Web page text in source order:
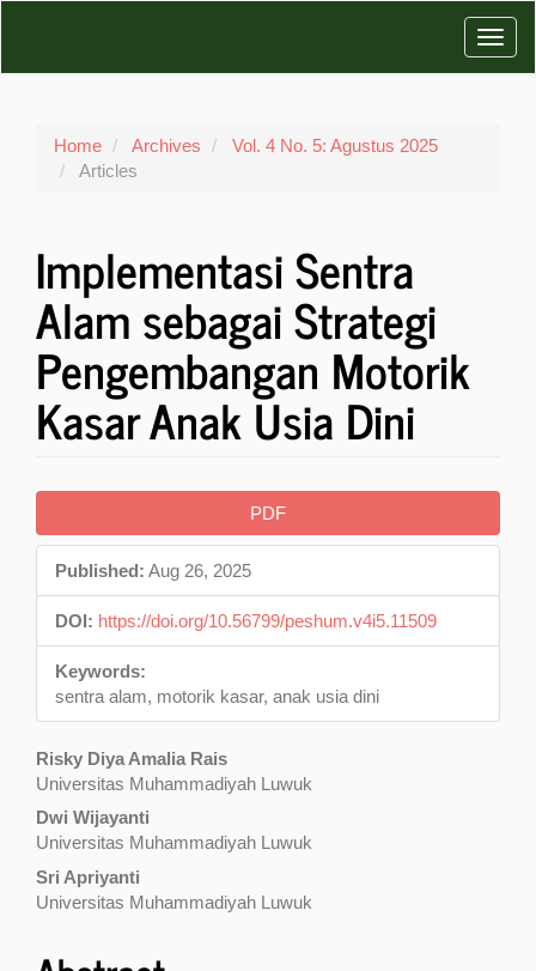
Home Archives
Vol. 4 No. 5: Agustus 2025
Articles
Implementasi Sentra
Alam sebagai Strategi
Pengembangan Motorik
Kasar Anak Usia Dini
Article
Sidebar
PDF
Published: Aug 26, 2025
DOI: https://doi.org/10.56799/peshum.v4i5.11509
Keywords:
sentra alam, motorik kasar, anak usia dini
Main
Article
Content
Risky Diya Amalia Rais
Universitas Muhammadiyah Luwuk
Dwi Wijayanti
Universitas Muhammadiyah Luwuk
Sri Apriyanti
Universitas Muhammadiyah Luwuk